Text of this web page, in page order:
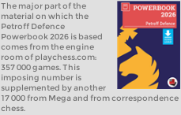
The major part of the
material on which the
Petroff Defence
Powerbook 2026 is based
comes from the engine
room of playchess.com:
357 000 games. This
imposing number is
supplemented by another
17 000 from Mega and from correspondence
chess.